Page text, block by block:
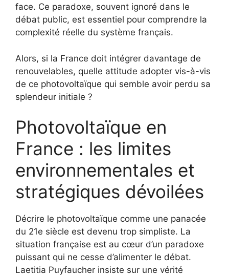
face. Ce paradoxe, souvent ignoré dans le
débat public, est essentiel pour comprendre la
complexité réelle du système français.
Alors, si la France doit intégrer davantage de
renouvelables, quelle attitude adopter vis-à-vis
de ce photovoltaïque qui semble avoir perdu sa
splendeur initiale ?
Photovoltaïque en
France : les limites
environnementales et
stratégiques dévoilées
Décrire le photovoltaïque comme une panacée
du 21e siècle est devenu trop simpliste. La
situation française est au cœur d’un paradoxe
puissant qui ne cesse d’alimenter le débat.
Laetitia Puyfaucher insiste sur une vérité